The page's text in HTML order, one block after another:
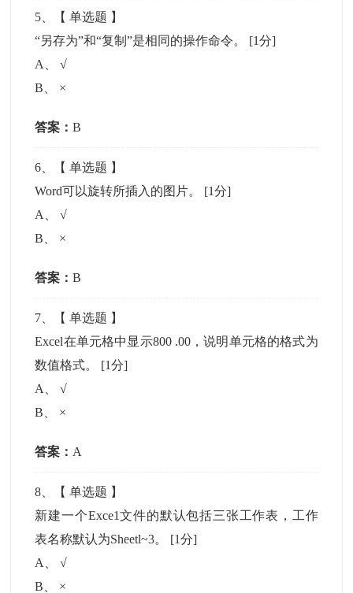
5 、【单选题 】
“另存为”和“复制”是相同的操作命令。 [1分]
A
、√
B
×
答案：B
6 、【单选题 】
Word可以旋转所插入的图片。 [1分]
A
、√
B
×
答案：B
7 、【单选题 】
Excel在单元格中显示800 .00，说明单元格的格式为
数值格式。 [1分]
A
、√
B
×
答案： A
8 、【单选题 】
新建一个Exce1文件的默认包括三张工作表，工作
表名称默认为Sheetl~3。 [1分]
A
、√
B
×